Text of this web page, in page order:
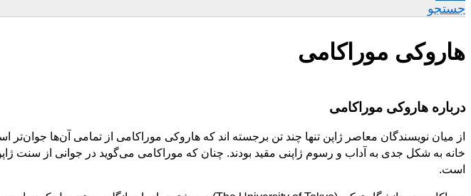
جستجو
هاروکی موراکامی
درباره هاروکی موراکامی
خانه به شکل جدی به آداب و رسوم ژاپنی مقید بودند. چنان که موراکامی می‌گوید در جوانی از سنت
است.